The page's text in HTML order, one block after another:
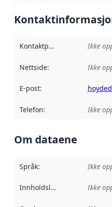
Kontaktpunkt Ikke
Nettside: Ikke
E-post:
Telefon: Ikke
Om dataene
Språk: Ikke
Innholdsleverandører :
Ikke